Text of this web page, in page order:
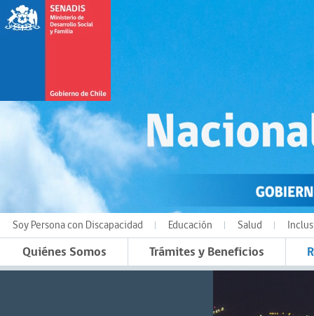
Soy Persona con Discapacidad Educación Salud
Quiénes Somos Trámites y Beneficios